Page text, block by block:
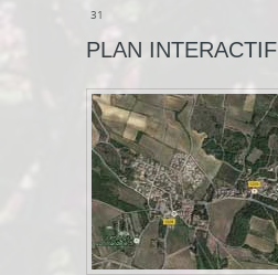
31
PLAN INTERACTIF